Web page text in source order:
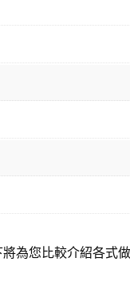
您比較介紹各式